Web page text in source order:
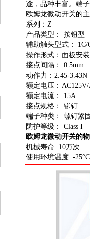
途，品种丰富。端
欧姆龙微动开关的
系列：Z
产品类型： 按钮型
辅助触头型式： 1C/
操作形式：面板安
接点间隔： 0.5mm
动作力：2.45-3.43N
额定电压：
额定电流： 15A
接点规格： 铆钉
端子种类： 螺钉紧
防护等级： Class I
欧姆龙微动开关的
机械寿命: 10万次
使用环境温度: -